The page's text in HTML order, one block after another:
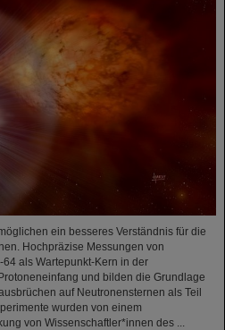
ein besseres Verständnis für die
Hochpräzise Messungen von
als Wartepunkt-Kern in der
und bilden die Grundlage
auf Neutronensternen als Teil
wurden von einem
von Wissenschaftler*innen des ...